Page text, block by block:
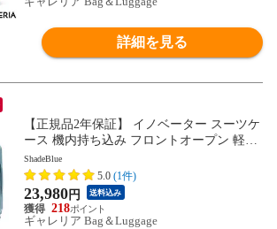
詳細を見る
【正規品2年保証】 イノベーター スーツケ
ース 機内持ち込み フロントオープン 軽量
innovator キャリーケース ブランド 小さめ
Sサイズ ストッパー TSAロック 3泊 4泊 38
L Extreme Journey Cabin INV50
ShadeBlue
5.0 (1件)
23,980円 送料込み
218
ギャレリア Bag＆Luggage